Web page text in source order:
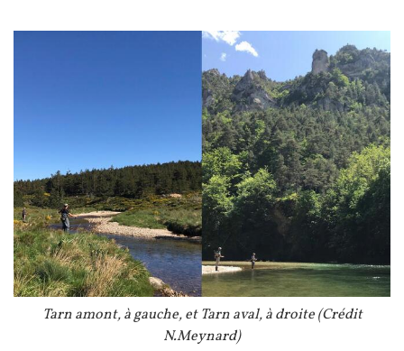
LégendeTarn amont, à gauche, et Tarn aval, à droite (Crédit
N.Meynard)